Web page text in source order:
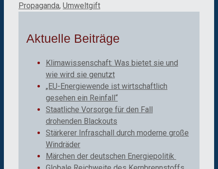
Propaganda, Umweltgift
Aktuelle Beiträge
Klimawissenschaft: Was bietet sie und
wie wird sie genutzt
„EU-Energiewende ist wirtschaftlich
gesehen ein Reinfall“
Staatliche Vorsorge für den Fall
drohenden Blackouts
Stärkerer Infraschall durch moderne große
Windräder
Märchen der deutschen Energiepolitik